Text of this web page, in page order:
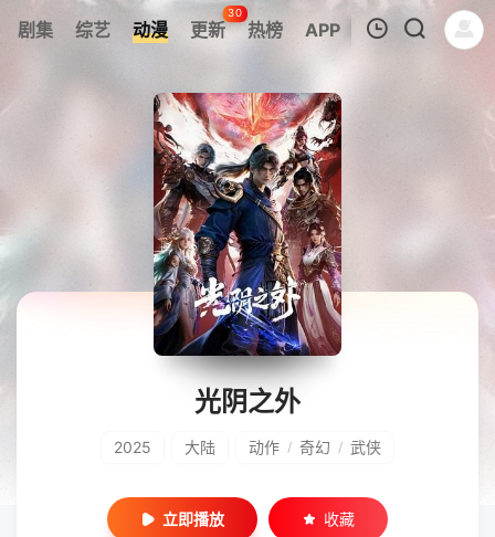
剧集 综艺 动漫 更新
30
热榜 APP
暂无观看影片的记录
光阴之外
2025 大陆 动作 / 奇幻 / 武侠
立即播放 收藏